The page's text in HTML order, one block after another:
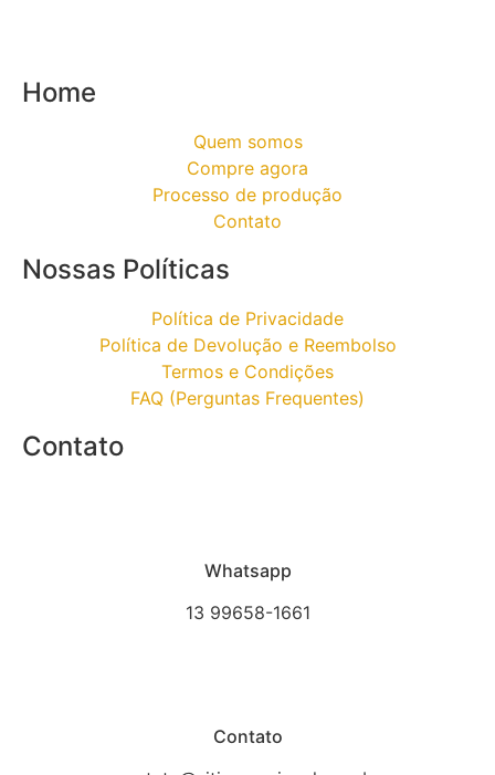
Home
Quem somos
Compre agora
Processo de produção
Contato
Nossas Políticas
Política de Privacidade
Política de Devolução e Reembolso
Termos e Condições
FAQ (Perguntas Frequentes)
Contato
Whatsapp
13 99658-1661
Contato